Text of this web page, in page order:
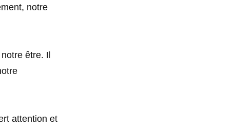
notre
être. Il
attention et